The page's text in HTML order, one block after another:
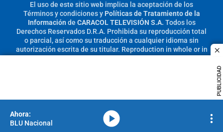
PUBLICIDAD
El uso de este sitio web implica la aceptación de los
Términos y condicionesy Políticas de Tratamiento de la
Información de CARACOL TELEVISIÓN S.A. Todos los
Derechos Reservados D.R.A. Prohibida su reproducción total
o parcial, así como su traducción a cualquier idioma sin
autorización escrita de su titular. Reproduction in whole or in
BLU Nacional